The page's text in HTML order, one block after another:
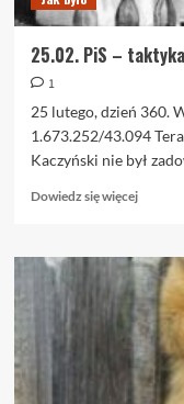
25.02. PiS –
1
25 lutego, dzień 360.
1.673.252/43.094
Kaczyński nie był
Dowiedz się więcejDowiedz
o
25.02.
PiS
–
taktyka